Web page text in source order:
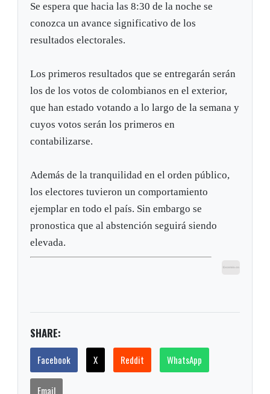
Se espera que hacia las 8:30 de la noche se
conozca un avance significativo de los
resultados electorales.
Los primeros resultados que se entregarán serán
los de los votos de colombianos en el exterior,
que han estado votando a lo largo de la semana y
cuyos votos serán los primeros en
contabilizarse.
Además de la tranquilidad en el orden público,
los electores tuvieron un comportamiento
ejemplar en todo el país. Sin embargo se
pronostica que al abstención seguirá siendo
elevada.
SHARE:
Facebook X Reddit WhatsApp
Email